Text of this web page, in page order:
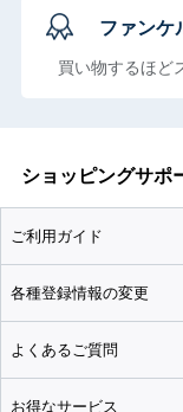
ファンケ
買い物するほど
ショッピングサポ
ご利用ガイド
各種登録情報の変更
よくあるご質問
お得なサービス